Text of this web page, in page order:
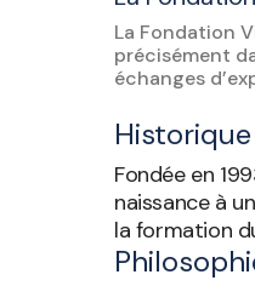
La Fondation
précisément
échanges
Fondée en
naissance à
la formation